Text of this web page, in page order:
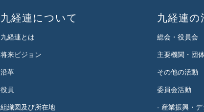
九経連について
九経連とは
将来ビジョン
沿革
役員
組織図及び所在地
九経連の
総会・役員会
主要機関・団
その他の活動
委員会活動
- 産業振興・